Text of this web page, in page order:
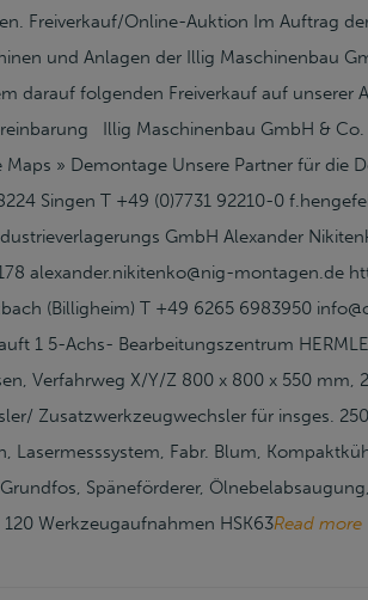
Freiverkauf/Online-Auktion Im Auftrag
und Anlagen der Illig Maschinenbau
darauf folgenden Freiverkauf auf unserer
Illig Maschinenbau GmbH &
» Demontage Unsere Partner für die
Singen T +49 (0)7731 92210-0
GmbH Alexander
alexander.nikitenko@nig-montagen.de
(Billigheim) T +49 6265 6983950
1 5-Achs- Bearbeitungszentrum HERMLE
Verfahrweg X/Y/Z 800 x 800 x 550 mm,
Zusatzwerkzeugwechsler für insges.
Fabr. Blum,
Späneförderer,
Werkzeugaufnahmen HSK63Read more